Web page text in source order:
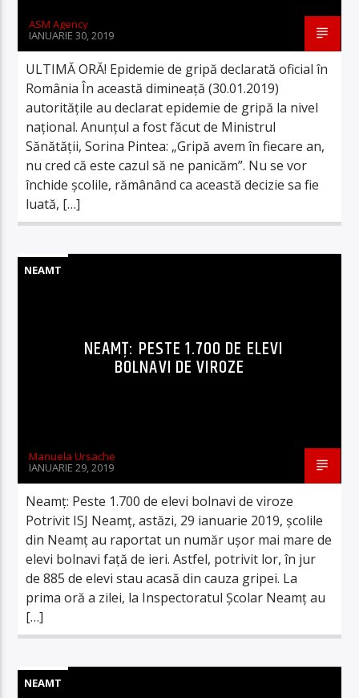
ASM Agency
IANUARIE 30, 2019
ULTIMĂ ORĂ! Epidemie de gripă declarată oficial în
România În această dimineață (30.01.2019)
autoritățile au declarat epidemie de gripă la nivel
național. Anunțul a fost făcut de Ministrul
Sănătății, Sorina Pintea: „Gripă avem în fiecare an,
nu cred că este cazul să ne panicăm”. Nu se vor
închide școlile, rămânând ca această decizie sa fie
luată, […]
NEAMT
NEAMŢ: PESTE 1.700 DE ELEVI
BOLNAVI DE VIROZE
Manuela Ursache
IANUARIE 29, 2019
Neamţ: Peste 1.700 de elevi bolnavi de viroze
Potrivit ISJ Neamţ, astăzi, 29 ianuarie 2019, școlile
din Neamț au raportat un număr ușor mai mare de
elevi bolnavi față de ieri. Astfel, potrivit lor, în jur
de 885 de elevi stau acasă din cauza gripei. La
prima oră a zilei, la Inspectoratul Școlar Neamț au
[…]
NEAMT